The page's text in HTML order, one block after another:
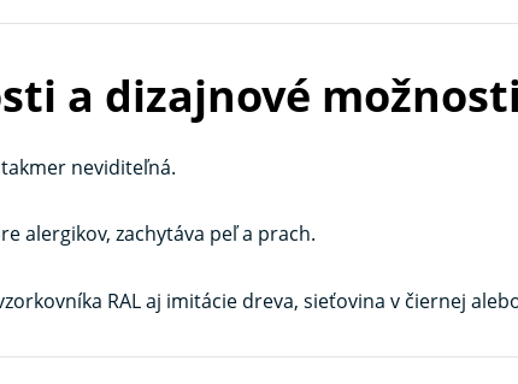
a dizajnové možnosti
neviditeľná.
alergikov, zachytáva peľ a prach.
RAL aj imitácie dreva, sieťovina v čiernej